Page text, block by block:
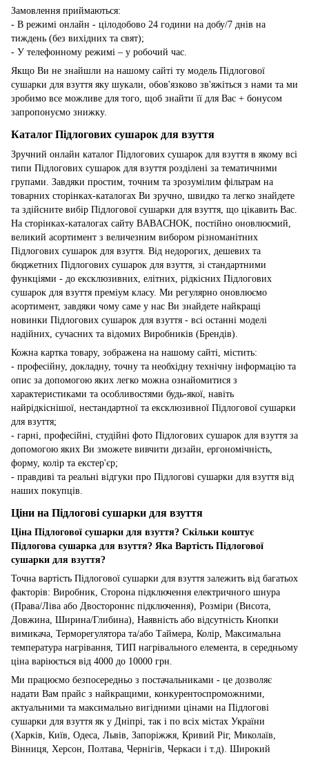
Замовлення приймаються:
- В режимі онлайн - цілодобово 24 години на добу/7 днів на
тиждень (без вихідних та свят);
- У телефонному режимі – у робочий час.
Якщо Ви не знайшли на нашому сайті ту модель Підлогової
сушарки для взуття яку шукали, обов'язково зв'яжіться з нами та ми
зробимо все можливе для того, щоб знайти її для Вас + бонусом
запропонуємо знижку.
Каталог Підлогових сушарок для взуття
Зручний онлайн каталог Підлогових сушарок для взуття в якому всі
типи Підлогових сушарок для взуття розділені за тематичними
групами. Завдяки простим, точним та зрозумілим фільтрам на
товарних сторінках-каталогах Ви зручно, швидко та легко знайдете
та здійсните вибір Підлогової сушарки для взуття, що цікавить Вас.
На сторінках-каталогах сайту BABACHOK, постійно оновлюємий,
великий асортимент з величезним вибором різноманітних
Підлогових сушарок для взуття. Від недорогих, дешевих та
бюджетних Підлогових сушарок для взуття, зі стандартними
функціями - до ексклюзивних, елітних, рідкісних Підлогових
сушарок для взуття преміум класу. Ми регулярно оновлюємо
асортимент, завдяки чому саме у нас Ви знайдете найкращі
новинки Підлогових сушарок для взуття - всі останні моделі
надійних, сучасних та відомих Виробників (Брендів).
Кожна картка товару, зображена на нашому сайті, містить:
- професійну, докладну, точну та необхідну технічну інформацію та
опис за допомогою яких легко можна ознайомитися з
характеристиками та особливостями будь-якої, навіть
найрідкіснішої, нестандартної та ексклюзивної Підлогової сушарки
для взуття;
- гарні, професійні, студійні фото Підлогових сушарок для взуття за
допомогою яких Ви зможете вивчити дизайн, ергономічність,
форму, колір та екстер'єр;
- правдиві та реальні відгуки про Підлогові сушарки для взуття від
наших покупців.
Ціни на Підлогові сушарки для взуття
Ціна Підлогової сушарки для взуття? Скільки коштує
Підлогова сушарка для взуття? Яка Вартість Підлогової
сушарки для взуття?
Точна вартість Підлогової сушарки для взуття залежить від багатьох
факторів: Виробник, Сторона підключення електричного шнура
(Права/Ліва або Двостороннє підключення), Розміри (Висота,
Довжина, Ширина/Глибина), Наявність або відсутність Кнопки
вимикача, Терморегулятора та/або Таймера, Колір, Максимальна
температура нагрівання, ТИП нагрівального елемента, в середньому
ціна варіюється від 4000 до 10000 грн.
Ми працюємо безпосередньо з постачальниками - це дозволяє
надати Вам прайс з найкращими, конкурентоспроможними,
актуальними та максимально вигідними цінами на Підлогові
сушарки для взуття як у Дніпрі, так і по всіх містах України
(Харків, Київ, Одеса, Львів, Запоріжжя, Кривий Ріг, Миколаїв,
Вінниця, Херсон, Полтава, Чернігів, Черкаси і т.д). Широкий